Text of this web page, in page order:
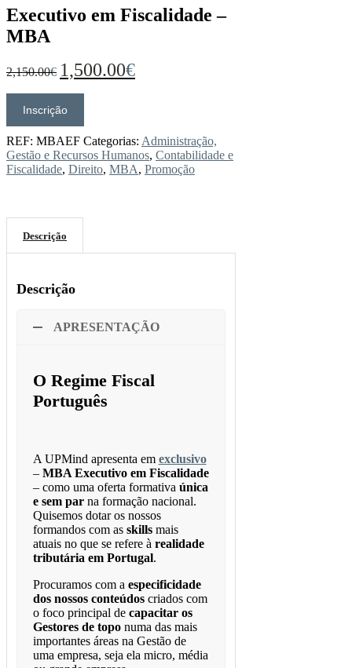
Executivo em Fiscalidade –
MBA
2,150.00€ O
preço
original
era:
1,500.00€O
preço
Quantidade
de
Executivo
em
Fiscalidade
Inscrição
REF: MBAEF Categorias: Administração,
Gestão e Recursos Humanos, Contabilidade e
Fiscalidade, Direito, MBA, Promoção
Descrição
Descrição
APRESENTAÇÃO
O Regime Fiscal
Português
A UPMind apresenta em exclusivo
– MBA Executivo em Fiscalidade
– como uma oferta formativa única
e sem parna formação nacional.
Quisemos dotar os nossos
formandos com as skillsmais
atuais no que se refere à realidade
tributária em Portugal.
Procuramos com a especificidade
dos nossos conteúdoscriados com
o foco principal decapacitar os
Gestores de toponuma das mais
importantes áreas na Gestão de
uma empresa, seja ela micro, média